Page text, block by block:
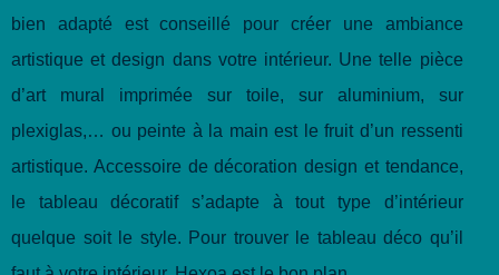
bien adapté est conseillé pour créer une ambiance
artistique et design dans votre intérieur. Une telle pièce
d’art mural imprimée sur toile, sur aluminium, sur
plexiglas,… ou peinte à la main est le fruit d’un ressenti
artistique. Accessoire de décoration design et tendance,
le tableau décoratif s’adapte à tout type d’intérieur
quelque soit le style. Pour trouver le tableau déco qu’il